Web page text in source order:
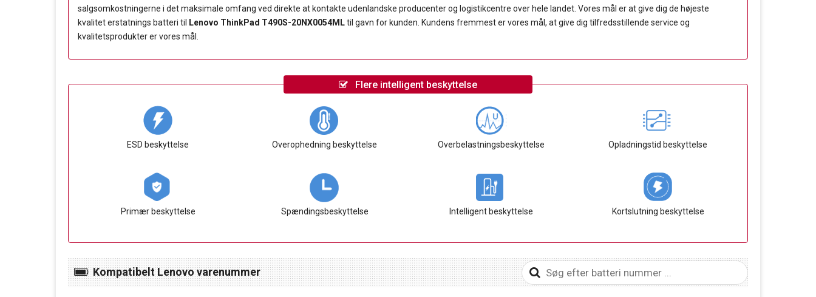
salgsomkostningerne i det maksimale omfang ved direkte at kontakte udenlandske producenter og logistikcentre over hele landet. Vores mål er at give dig de højeste
kvalitet erstatnings batteri til
Lenovo ThinkPad T490S-20NX0054MLtil gavn for kunden. Kundens fremmest er vores mål, at give dig tilfredsstillende service og
kvalitetsprodukter er vores mål.
Flere intelligent beskyttelse
ESD beskyttelse Overophedning beskyttelse Overbelastningsbeskyttelse Opladningstid beskyttelse
Primær beskyttelse Spændingsbeskyttelse Intelligent beskyttelse Kortslutning beskyttelse
Kompatibelt Lenovo varenummer